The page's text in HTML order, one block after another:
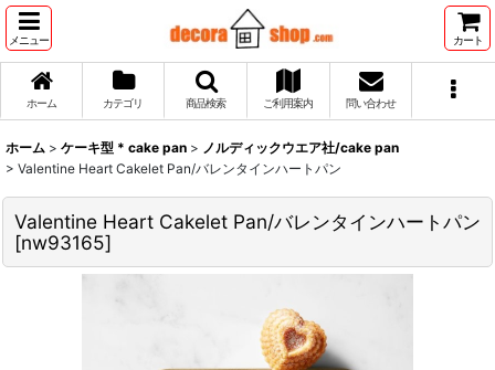
メニュー カート
ホーム カテゴリ 商品検索 ご利用案内 問い合わせ
ホーム > ケーキ型 * cake pan > ノルディックウエア社/cake pan
> Valentine Heart Cakelet Pan/バレンタインハートパン
Valentine Heart Cakelet Pan/バレンタインハートパン
[nw93165]